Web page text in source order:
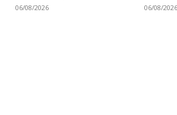
06/08/2026 06/08/2026